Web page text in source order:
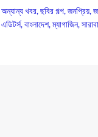
অন্যান্য খবর,ছবির গল্প,জনপ্রিয়,
এডিটর্স,বাংলাদেশ,ম্যাগাজিন,